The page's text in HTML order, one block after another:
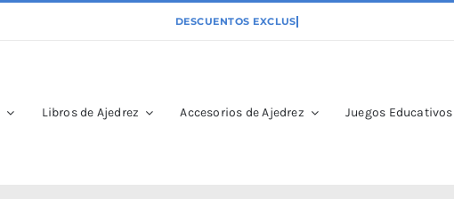
Libros de Ajedrez Accesorios de Ajedrez Juegos